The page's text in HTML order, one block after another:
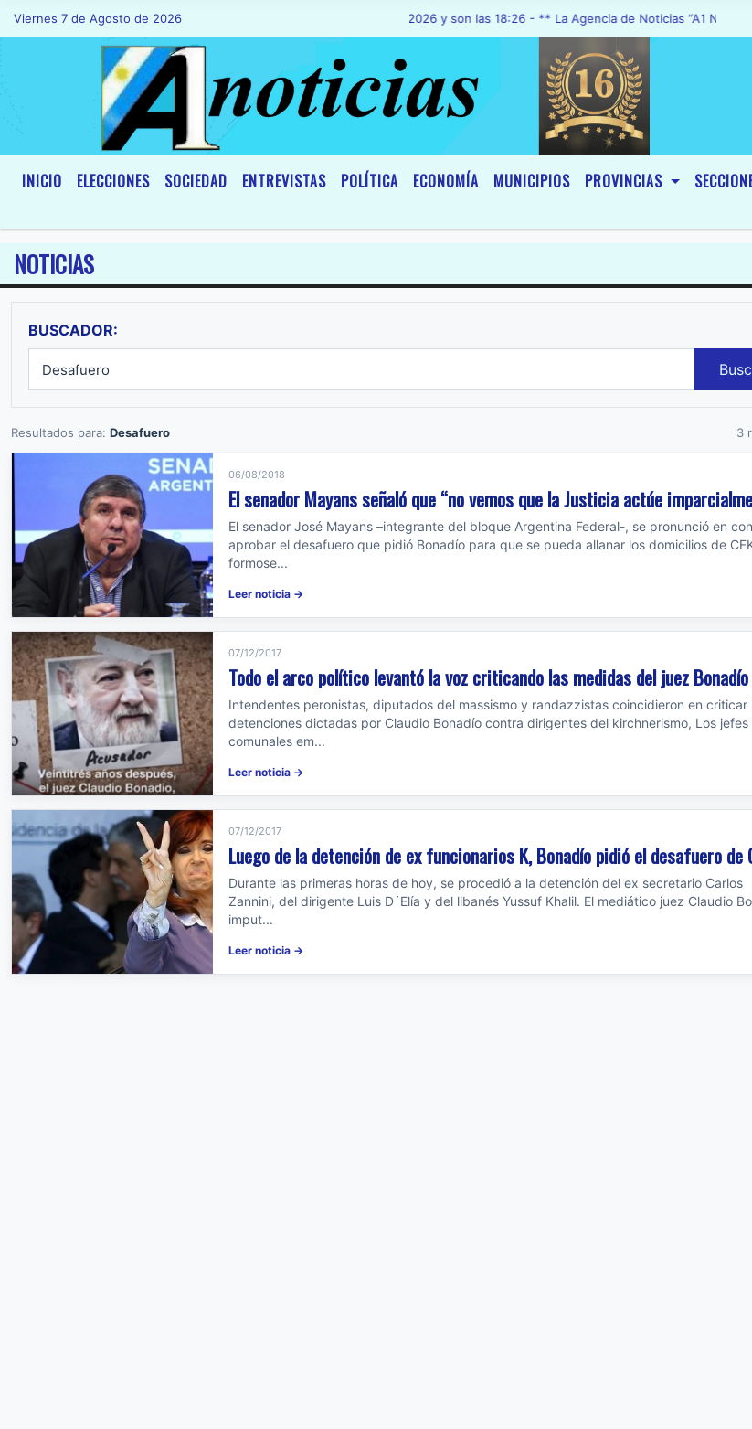
Viernes 7 de Agosto de 2026 Hoy es Viernes 7 de Agosto de 2026 y son las 18:26 - ** La Agencia de Noticias “A1 Noticias”,
INICIO ELECCIONES SOCIEDAD ENTREVISTAS POLÍTICA ECONOMÍA MUNICIPIOS PROVINCIAS
NOTICIAS
BUSCADOR:
Resultados para: Desafuero 3
06/08/2018
El senador Mayans señaló que “no vemos que la Justicia actúe
El senador José Mayans –integrante del bloque Argentina Federal-, se pronunció en
aprobar el desafuero que pidió Bonadío para que se pueda allanar los domicilios de
formose...
Leer noticia →
07/12/2017
Todo el arco político levantó la voz criticando las medidas del juez Bonadío
Intendentes peronistas, diputados del massismo y randazzistas coincidieron en criticar
detenciones dictadas por Claudio Bonadío contra dirigentes del kirchnerismo, Los jefes
comunales em...
Leer noticia →
07/12/2017
Luego de la detención de ex funcionarios K, Bonadío pidió el desafuero de
Durante las primeras horas de hoy, se procedió a la detención del ex secretario Carlos
Zannini, del dirigente Luis D´Elía y del libanés Yussuf Khalil. El mediático juez Claudio
imput...
Leer noticia →